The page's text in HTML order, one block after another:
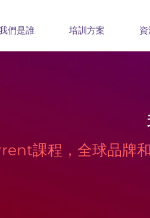
們是誰 培訓方案
課程，全球品牌